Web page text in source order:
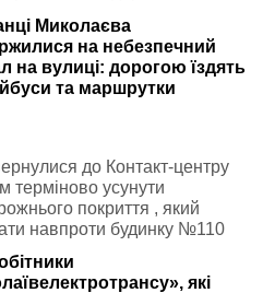
Миколаєва
на небезпечний
на вулиці: дорогою їздять
та маршрутки
до Контакт-центру
терміново усунути
покриття , який
навпроти будинку №110
які